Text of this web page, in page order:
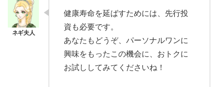
健康寿命を延ばすためには、先行投
資も必要です。
あなたもどうぞ、パーソナルワンに
興味をもったこの機会に、おトクに
お試ししてみてくださいね！